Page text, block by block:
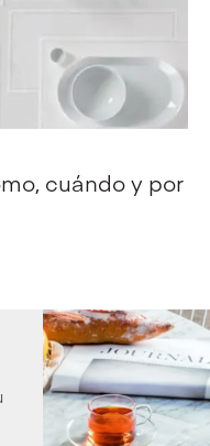
cuándo y por